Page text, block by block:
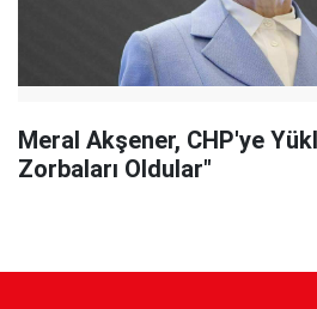
Meral Akşener, CHP'ye
Zorbaları Oldular"